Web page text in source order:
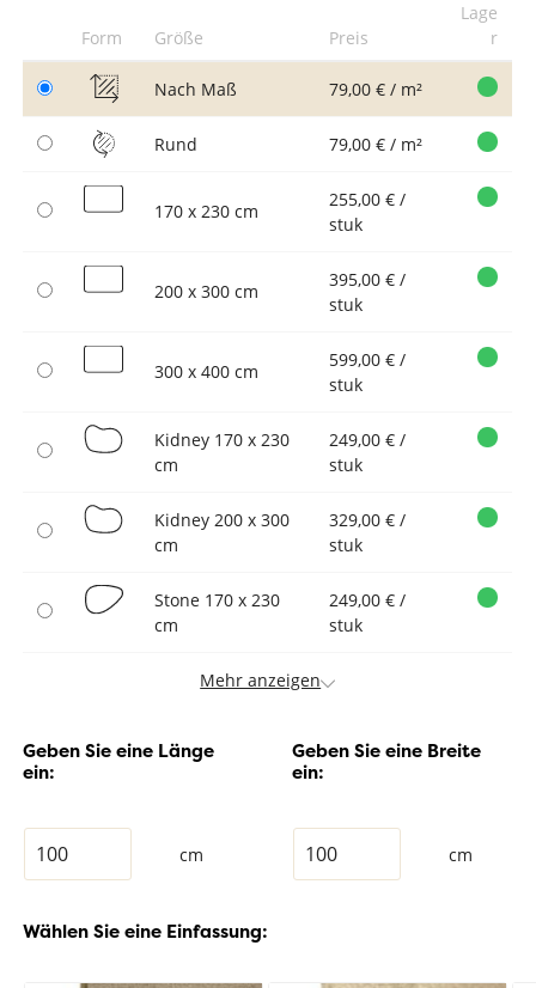
Form Größe Preis
Lage
r
Nach Maß 79,00 € / m²
Rund 79,00 € / m²
170 x 230 cm
255,00 € /
stuk
200 x 300 cm
395,00 € /
stuk
300 x 400 cm
599,00 € /
stuk
Kidney 170 x 230
cm
249,00 € /
stuk
Kidney 200 x 300
cm
329,00 € /
stuk
Stone 170 x 230
cm
249,00 € /
stuk
Mehr anzeigen
Geben Sie eine Länge
ein:
cm
Geben Sie eine Breite
ein:
cm
Wählen Sie eine Einfassung: